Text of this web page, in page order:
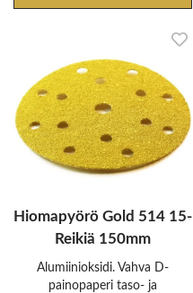
Hiomapyörö Gold 514 15-
Reikiä 150mm
Alumiinioksidi. Vahva D-
painopaperi taso- ja